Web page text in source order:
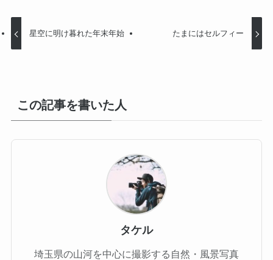
星空に明け暮れた年末年始 たまにはセルフィー
この記事を書いた人
タケル
埼玉県の山河を中心に撮影する自然・風景写真